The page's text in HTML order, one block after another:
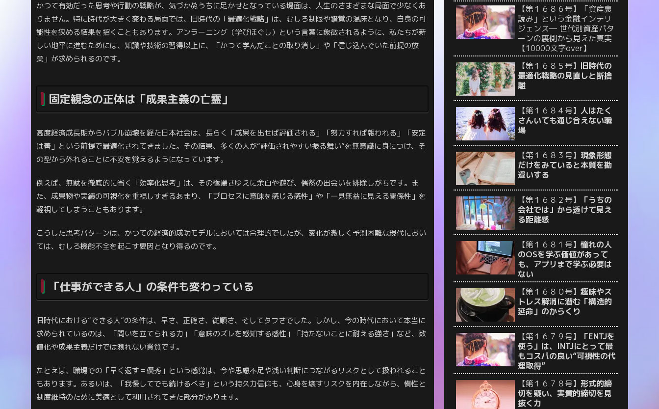
かつて有効だった思考や行動の戦略が、気づかぬうちに足かせとなっている場面は、人生のさまざまな局面で少なくあ
りません。特に時代が大きく変わる局面では、旧時代の「最適化戦略」は、むしろ制限や錯覚の温床となり、自身の可
能性を狭める結果を招くこともあります。アンラーニング（学びほぐし）という言葉に象徴されるように、私たちが新
しい地平に進むためには、知識や技術の習得以上に、「かつて学んだことの取り消し」や「信じ込んでいた前提の放
棄」が求められるのです。
固定観念の正体は「成果主義の亡霊」
高度経済成長期からバブル崩壊を経た日本社会は、長らく「成果を出せば評価される」「努力すれば報われる」「安定
は善」という前提で最適化されてきました。その結果、多くの人が“評価されやすい振る舞い”を無意識に身につけ、そ
の型から外れることに不安を覚えるようになっています。
例えば、無駄を徹底的に省く「効率化思考」は、その極端さゆえに余白や遊び、偶然の出会いを排除しがちです。ま
た、成果物や実績の可視化を重視しすぎるあまり、「プロセスに意味を感じる感性」や「一見無益に見える関係性」を
軽視してしまうこともあります。
こうした思考パターンは、かつての経済的成功モデルにおいては合理的でしたが、変化が激しく予測困難な現代におい
ては、むしろ機能不全を起こす要因となり得るのです。
「仕事ができる人」の条件も変わっている
旧時代における“できる人”の条件は、早さ、正確さ、従順さ、そしてタフさでした。しかし、今の時代において本当に
求められているのは、「問いを立てられる力」「意味のズレを感知する感性」「持たないことに耐える強さ」など、数
値化や成果主義だけでは測れない資質です。
たとえば、職場での「早く返す＝優秀」という感覚は、今や思慮不足や浅い判断につながるリスクとして扱われること
もあります。あるいは、「我慢してでも続けるべき」という持久力信仰も、心身を壊すリスクを内在しながら、惰性と
制度維持のために美徳として利用されてきた部分があります。
【第１６８６号】「資産裏
読み」という金融インテリ
ジェンス― 世代別資産パタ
ーンの裏側から見えた真実
【10000文字over】
【第１６８５号】 旧時代の
最適化戦略の見直しと断捨
離
【第１６８４号】 人はたく
さんいても通じ合えない職
場
【第１６８３号】 現象形態
だけをみていると本質を勘
違いする
【第１６８２号】
「うちの
会社では」から透けて見え
る距離感
【第１６８１号】 憧れの人
のOSを学ぶ価値があって
も、アプリまで学ぶ必要は
ない
【第１６８０号】 趣味やス
トレス解消に潜む「構造的
延命」のからくり
【第１６７９号】
「ENTJを
使う」は、INTJにとって最
もコスパの良い“可視性の代
理取得”
【第１６７８号】 形式的締
切を疑い、実質的締切を見
抜く力